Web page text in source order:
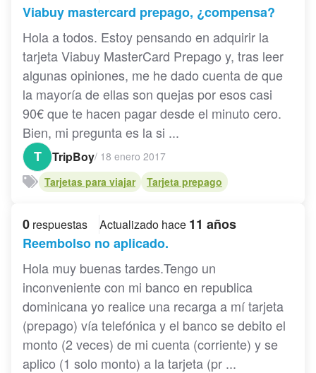
Viabuy mastercard prepago, ¿compensa?
Hola a todos. Estoy pensando en adquirir la
tarjeta Viabuy MasterCard Prepago y, tras leer
algunas opiniones, me he dado cuenta de que
la mayoría de ellas son quejas por esos casi
90€ que te hacen pagar desde el minuto cero.
Bien, mi pregunta es la si ...
T
TripBoy/ 18 enero 2017
Tarjetas para viajar
Tarjeta prepago
0 respuestas Actualizado hace 11 años
Reembolso no aplicado.
Hola muy buenas tardes.Tengo un
inconveniente con mi banco en republica
dominicana yo realice una recarga a mí tarjeta
(prepago) vía telefónica y el banco se debito el
monto (2 veces) de mi cuenta (corriente) y se
aplico (1 solo monto) a la tarjeta (pr ...